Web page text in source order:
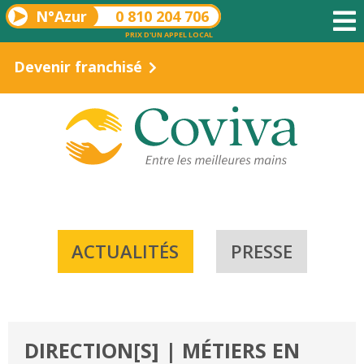
N°Azur 0 810 204 706
PRIX D'UN APPEL LOCAL
Devenir franchisé
ACTUALITÉS PRESSE
DIRECTION[S] | MÉTIERS EN